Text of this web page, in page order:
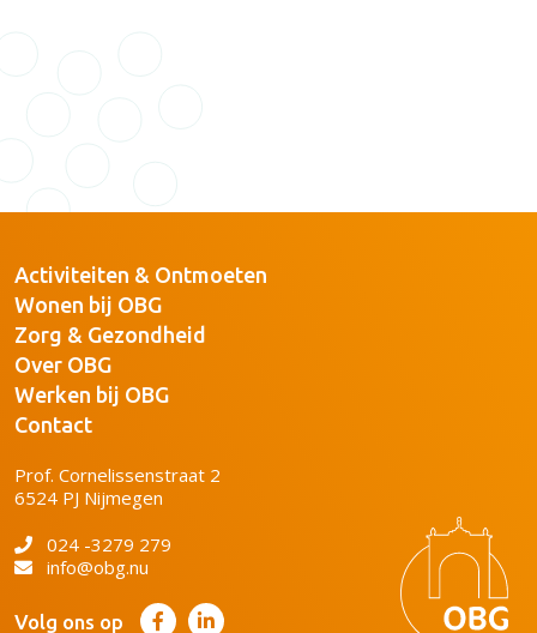
Activiteiten & Ontmoeten
Wonen bij OBG
Zorg & Gezondheid
Over OBG
Werken bij OBG
Contact
Prof. Cornelissenstraat 2
6524 PJ Nijmegen
024 -3279 279
info@obg.nu
Volg ons op